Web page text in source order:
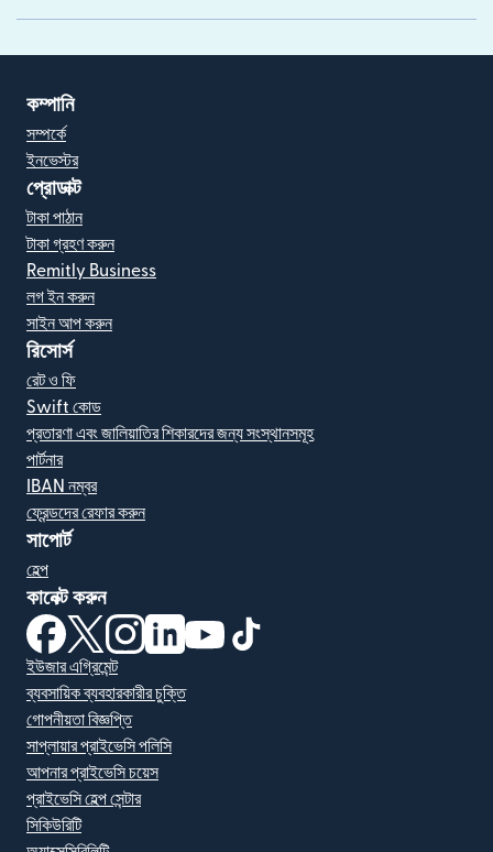
কম্পানি
সম্পর্কে
ইনভেস্টর
প্রোডাক্ট
টাকা পাঠান
টাকা গ্রহণ করুন
Remitly Business
লগ ইন করুন
সাইন আপ করুন
রিসোর্স
রেট ও ফি
Swift কোড
প্রতারণা এবং জালিয়াতির শিকারদের জন্য সংস্থানসমূহ
পার্টনার
IBAN নম্বর
ফ্রেন্ডদের রেফার করুন
সাপোর্ট
হেল্প
কানেক্ট করুন
(নতুন উইন্ডোতে খুলবে)
(নতুন উইন্ডোতে খুলবে)
(নতুন উইন্ডোতে খুলবে)
(নতুন উইন্ডোতে খুলবে)
(নতুন উইন্ডোতে খুলবে)
ইউজার এগ্রিমেন্ট
ব্যবসায়িক ব্যবহারকারীর চুক্তি
গোপনীয়তা বিজ্ঞপ্তি
সাপ্লায়ার প্রাইভেসি পলিসি
আপনার প্রাইভেসি চয়েস
প্রাইভেসি হেল্প সেন্টার
সিকিউরিটি